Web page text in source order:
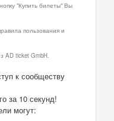
"Купить билеты" Вы
пользования и
AD ticket GmbH.
к сообществу
за 10 секунд!
могут: